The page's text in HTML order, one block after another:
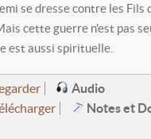
se dresse contre les Fils
cette guerre n'est pas
est aussi spirituelle.
Audio
Notes et